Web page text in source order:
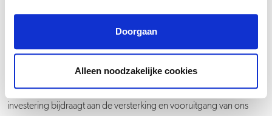
Doorgaan
Alleen noodzakelijke cookies
het team te bevorderen. De cultuur van voortdurende ontwikkeling
en groei wordt constant gestimuleerd. Onze medewerkers
worden aangemoedigd om nieuwe vaardigheden te leren, kennis
te delen en hun loopbaan actief te vormen. We geloven dat deze
investering bijdraagt aan de versterking en vooruitgang van ons